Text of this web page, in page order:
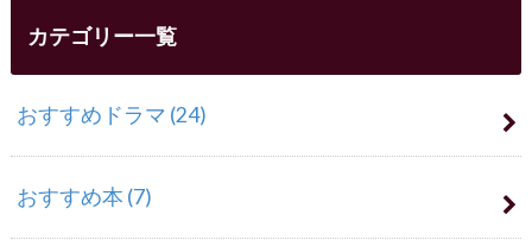
カテゴリー一覧
おすすめドラマ (24)
おすすめ本 (7)